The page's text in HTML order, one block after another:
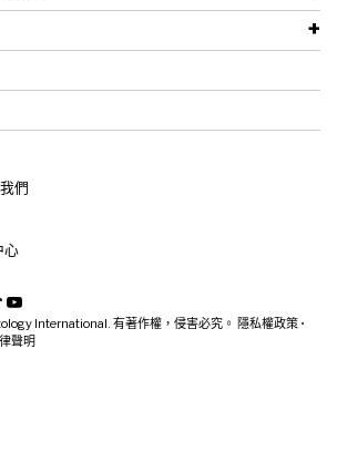
們
心
International. 有著作權，侵害必究。 隱私權政策 •
聲明